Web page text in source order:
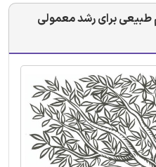
طبیعی برای رشد معمولی